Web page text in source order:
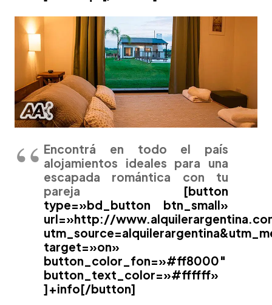
Encontrá en todo el país
alojamientos ideales para una
escapada romántica con tu
pareja [button
type=»bd_button btn_small»
url=»http://
target=»on»
button_color_fon=»#ff8000″
button_text_color=»#ffffff»
]+info[/button]